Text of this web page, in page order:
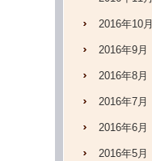
2016年10月
2016年9月
2016年8月
2016年7月
2016年6月
2016年5月